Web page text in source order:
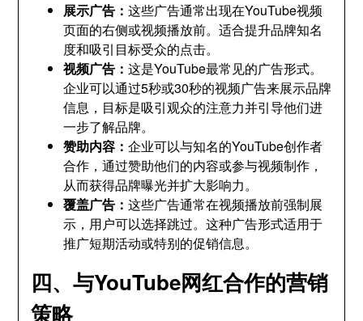
展示广告：这些广告通常出现在YouTube视频
页面的右侧或视频播放前。适合提升品牌知名
度和吸引目标受众的点击。
视频广告：这是YouTube最常见的广告形式。
企业可以通过5秒或30秒的视频广告来展示品牌
信息，目标是吸引观众的注意力并引导他们进
一步了解品牌。
赞助内容：企业可以与知名的YouTube创作者
合作，通过赞助他们的内容或参与视频制作，
从而获得品牌曝光并扩大影响力。
覆盖广告：这些广告通常在视频播放前强制展
示，用户可以选择跳过。这种广告形式适用于
推广短期活动或特别的促销信息。
四、与YouTube网红合作的营销
策略